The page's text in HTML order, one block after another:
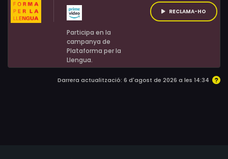
Participa en la
campanya de
Plataforma per la
Llengua.
RECLAMA-HO
Darrera actualització: 6 d'agost de 2026 a les 14:34